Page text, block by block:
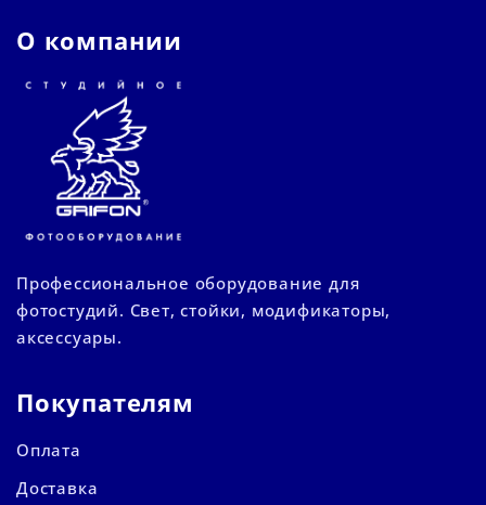
О компании
Профессиональное оборудование для
фотостудий. Свет, стойки, модификаторы,
аксессуары.
Покупателям
Оплата
Доставка